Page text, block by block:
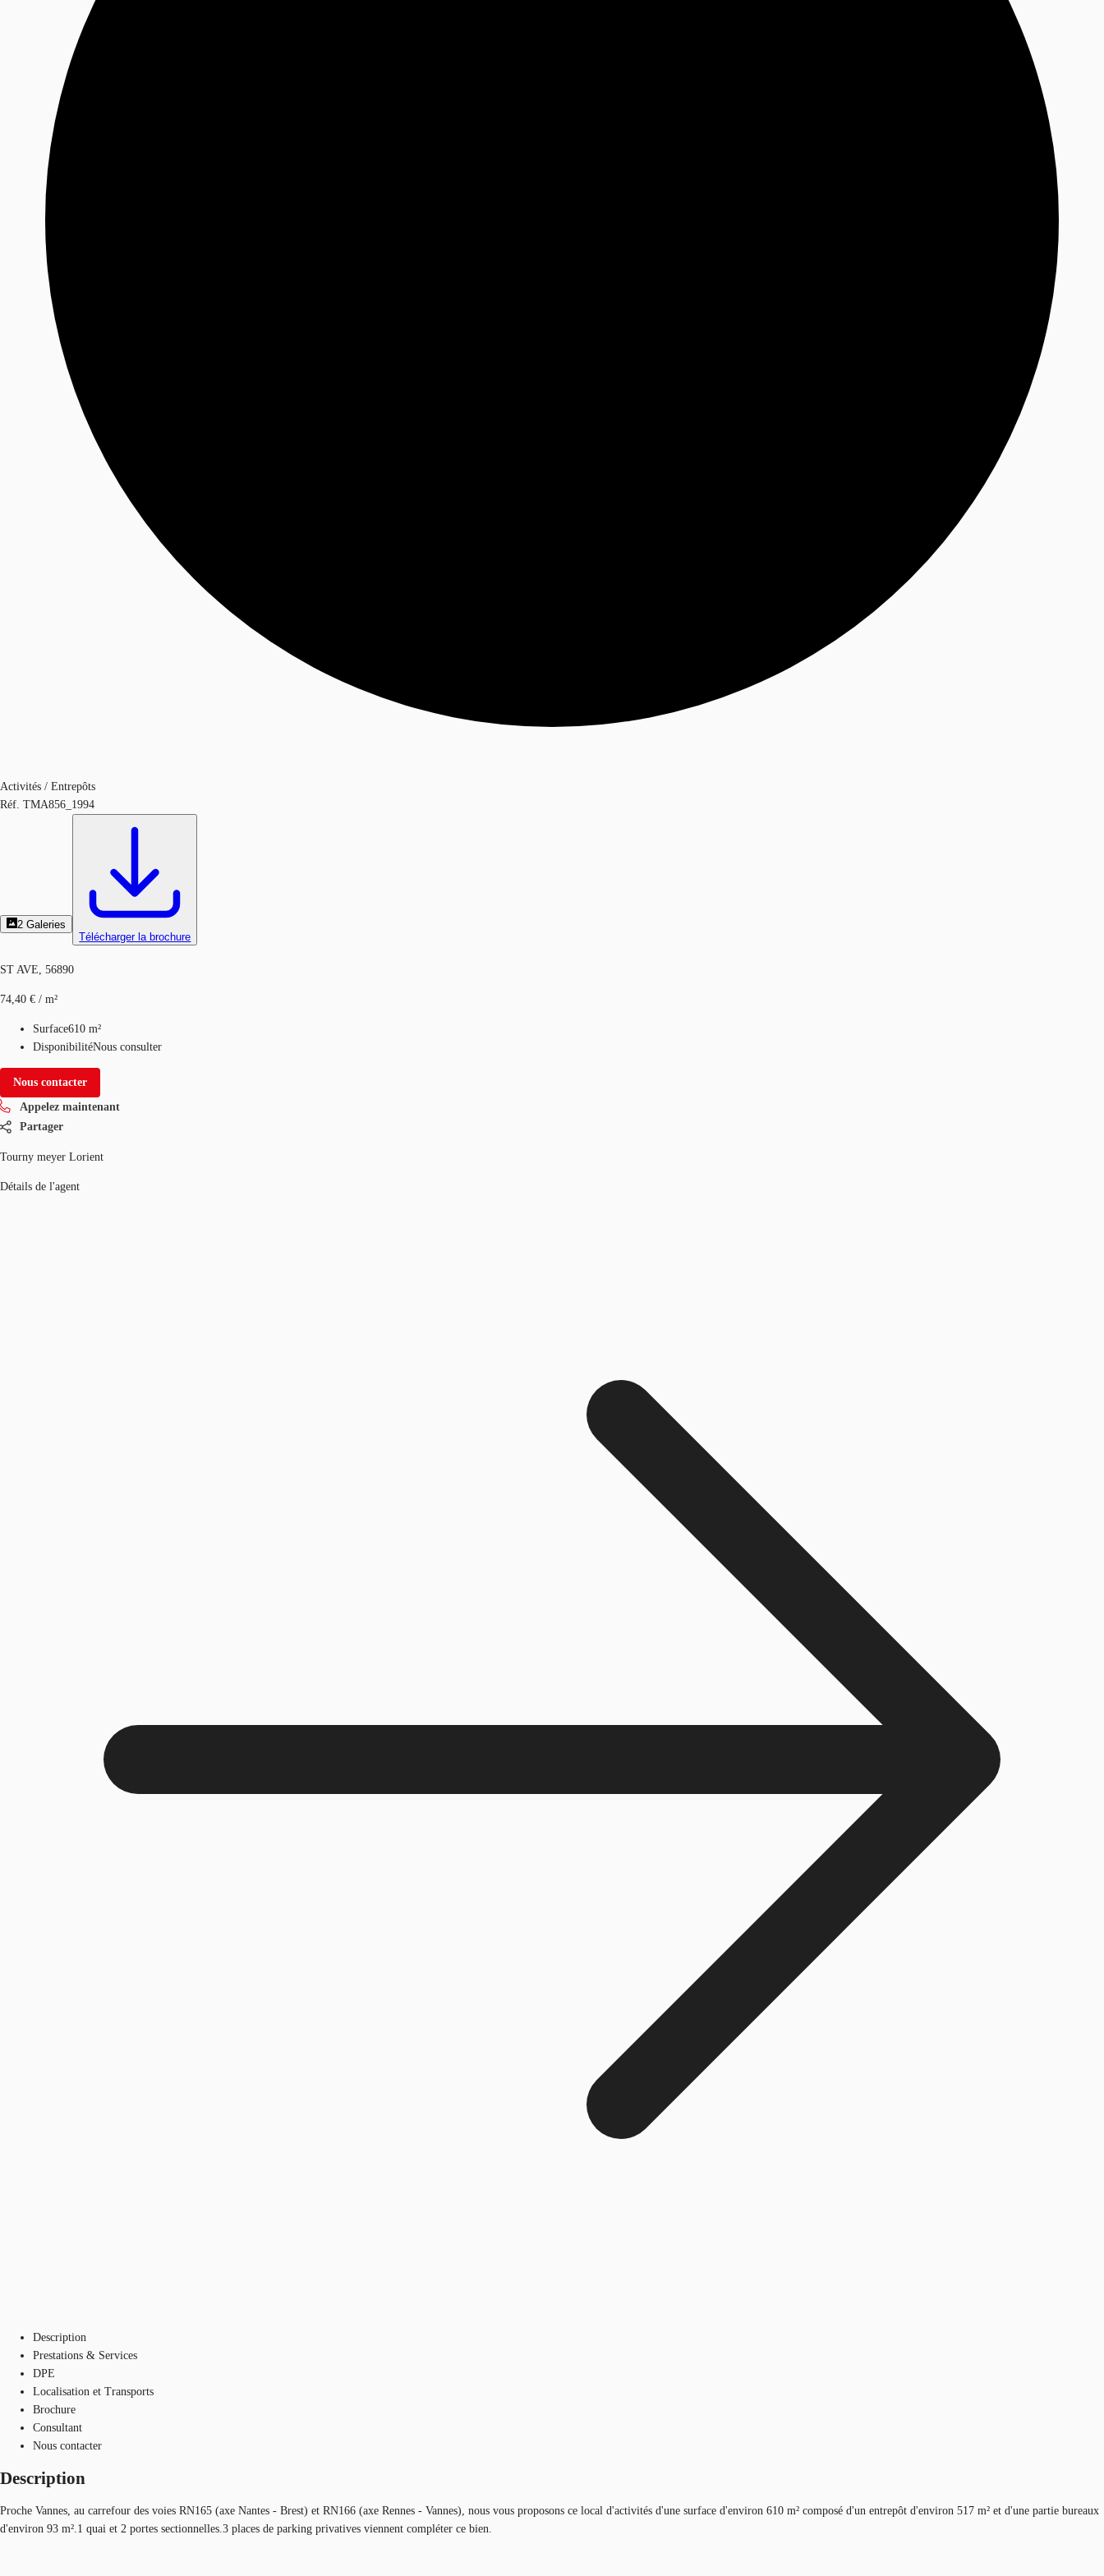
Activités / Entrepôts
Réf. TMA856_1994
2 Galeries
Télécharger la brochure
ST AVE, 56890
74,40 € / m²
Surface610 m²
DisponibilitéNous consulter
Nous contacter
Appelez maintenant
Partager
Tourny meyer Lorient
Détails de l'agent
Description
Prestations & Services
DPE
Localisation et Transports
Brochure
Consultant
Nous contacter
Description
Proche Vannes, au carrefour des voies RN165 (axe Nantes - Brest) et RN166 (axe Rennes - Vannes), nous vous proposons ce local d'activités d'une surface d'environ 610 m² composé d'un entrepôt d'environ 517 m² et d'une partie bureaux
d'environ 93 m².1 quai et 2 portes sectionnelles.3 places de parking privatives viennent compléter ce bien.